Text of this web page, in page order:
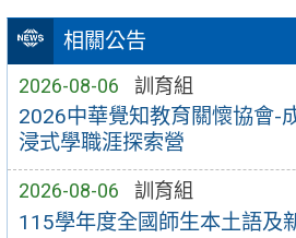
相關公告
2026-08-06 訓育組
2026中華覺知教育關懷協會-
浸式學職涯探索營
2026-08-06 訓育組
115學年度全國師生本土語及